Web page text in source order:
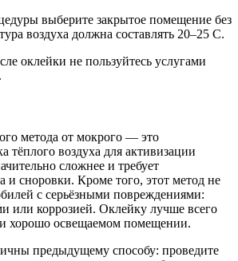
выберите закрытое помещение без
воздуха должна составлять 20–25 C.
оклейки не пользуйтесь услугами
метода от мокрого — это
тёплого воздуха для активизации
сложнее и требует
и сноровки. Кроме того, этот метод не
с серьёзными повреждениями:
или коррозией. Оклейку лучше всего
хорошо освещаемом помещении.
предыдущему способу: проведите